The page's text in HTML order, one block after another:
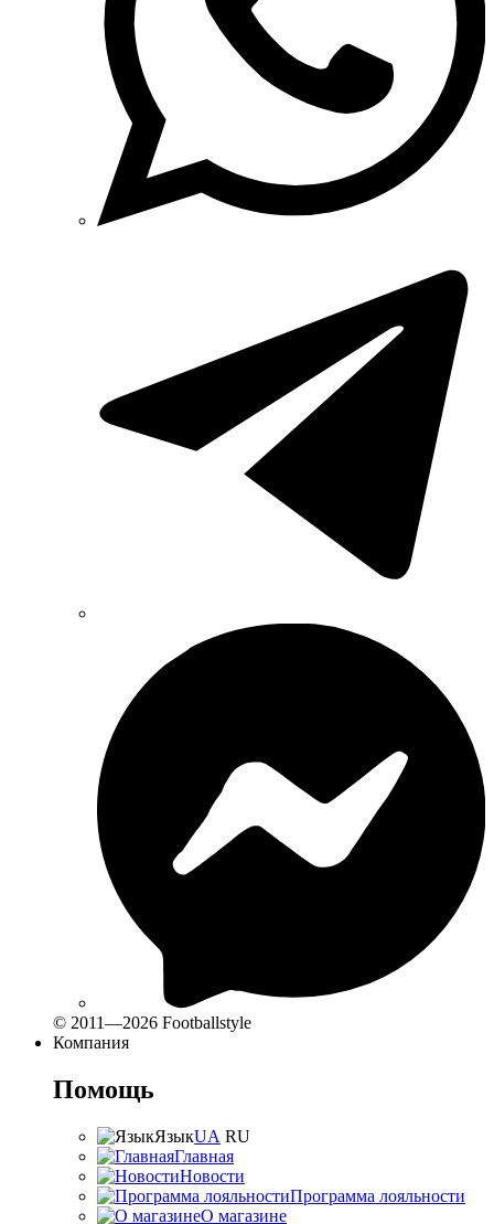
© 2011—2026 Footballstyle
Компания
Помощь
ЯзыкUA RU
Главная
Новости
Программа лояльности
О магазине